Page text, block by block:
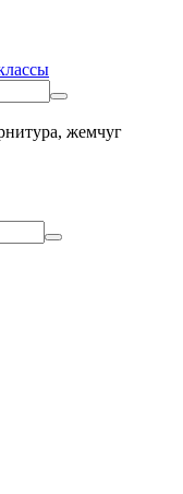
жемчуг